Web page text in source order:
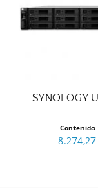
SYNOLOGY
Contenido
8.274,27